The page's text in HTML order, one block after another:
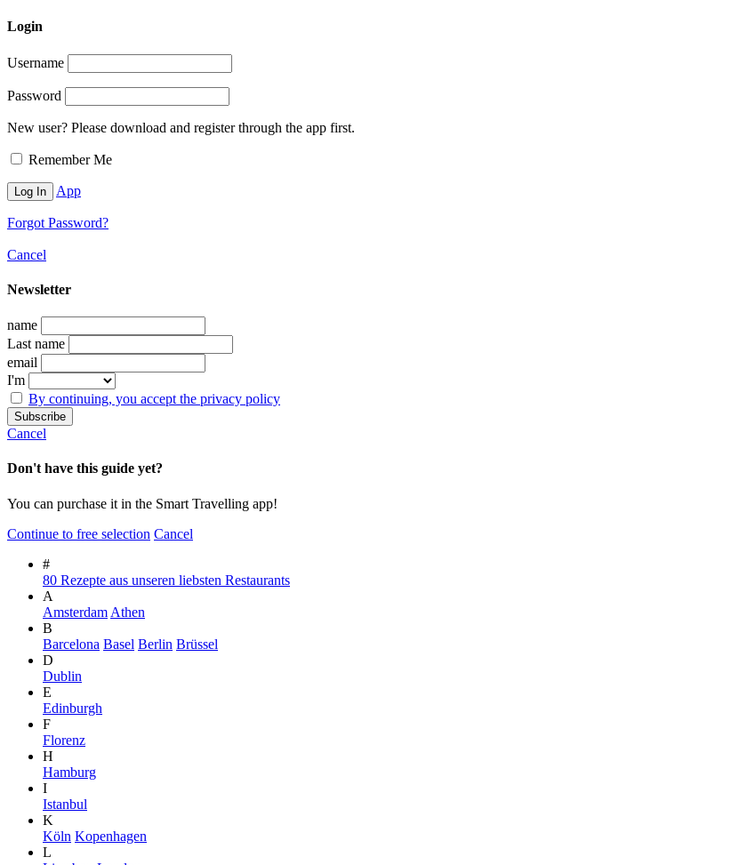
Login
Username
Password
New user? Please download and register through the app first.
Remember Me
App
Forgot Password?
Cancel
Newsletter
name
Last name
email
I'm
By continuing, you accept the privacy policy
Cancel
Don't have this guide yet?
You can purchase it in the Smart Travelling app!
Continue to free selection Cancel
#
80 Rezepte aus unseren liebsten Restaurants
A
Amsterdam Athen
B
Barcelona Basel Berlin Brüssel
D
Dublin
E
Edinburgh
F
Florenz
H
Hamburg
I
Istanbul
K
Köln Kopenhagen
L